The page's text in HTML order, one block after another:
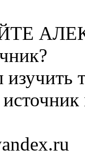
изучить